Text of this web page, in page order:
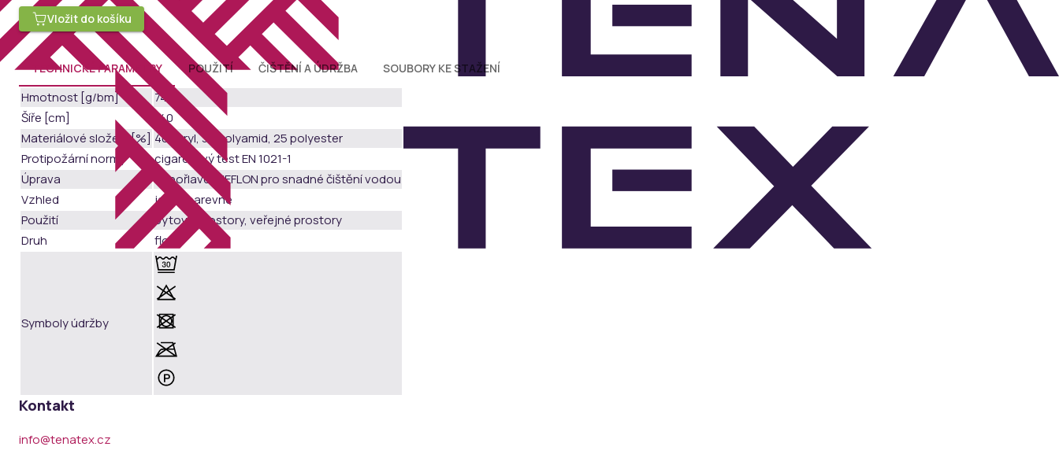
Vložit do košíku
TECHNICKÉ PARAMETRY POUŽITÍ ČIŠTĚNÍ A ÚDRŽBA SOUBORY KE STAŽENÍ
Hmotnost [g/bm]
740
Šíře [cm]
140
Materiálové složení [%] 40 akryl, 35 polyamid, 25 polyester
Protipožární normy
cigaretový test EN 1021-1
Úprava
nehořlavé, TEFLON pro snadné čištění vodou
Vzhled
jednobarevné
Použití
bytové prostory, veřejné prostory
Druh
flok
Symboly údržby
Kontakt
info@tenatex.cz